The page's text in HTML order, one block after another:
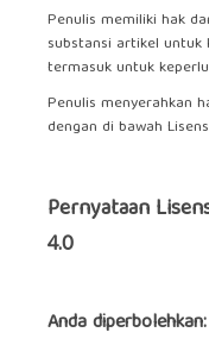
Penulis memiliki hak
substansi artikel untuk
termasuk untuk
Penulis menyerahkan
dengan di bawah
Pernyataan
4.0
Anda diperbolehkan: